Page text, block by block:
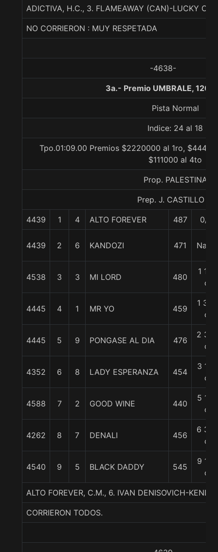
ADICTIVA, H.C., 3. FLAMEAWAY (CAN)-LUCKY
NO CORRIERON : MUY RESPETADA
-4638-
3a.- Premio UMBRALE,
Pista Normal
Indice: 24 al 18
Tpo.01:09.00 Premios $2220000 al 1ro,
$111000 al 4to
Prop. PALESTINA
Prep. J. CASTILLO L.
4439 1 4 ALTO FOREVER 487 0/0
4439 2 6 KANDOZI 471 Nariz
4538 3 3 MI LORD 480
1 1/4
c
4445 4 1 MR YO 459
1 3/4
c
4445 5 9 PONGASE AL DIA 476
2 3/4
c
4352 6 8 LADY ESPERANZA 454
3 1/4
c
4588 7 2 GOOD WINE 440
5 1/4
c
4262 8 7 DENALI 456
6 3/4
c
4540 9 5 BLACK DADDY 545
9 1/2
c
ALTO FOREVER, C.M., 6. IVAN DENISOVICH-
CORRIERON TODOS.